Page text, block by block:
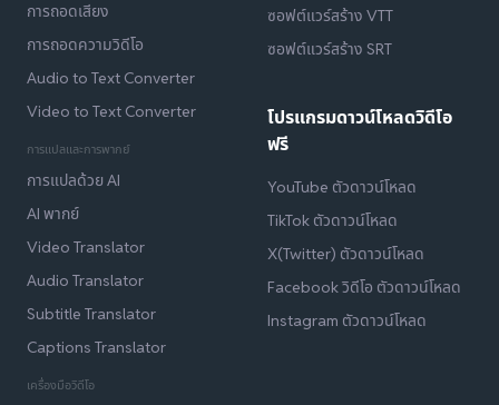
การถอดเสียง
การถอดความวิดีโอ
Audio to Text Converter
Video to Text Converter
การแปลและการพากย์
การแปลด้วย AI
AI พากย์
Video Translator
Audio Translator
Subtitle Translator
Captions Translator
เครื่องมือวิดีโอ
ซอฟต์แวร์สร้าง VTT
ซอฟต์แวร์สร้าง SRT
โปรแกรมดาวน์โหลดวิดีโอ
ฟรี
YouTube ตัวดาวน์โหลด
TikTok ตัวดาวน์โหลด
X(Twitter) ตัวดาวน์โหลด
Facebook วิดีโอ ตัวดาวน์โหลด
Instagram ตัวดาวน์โหลด